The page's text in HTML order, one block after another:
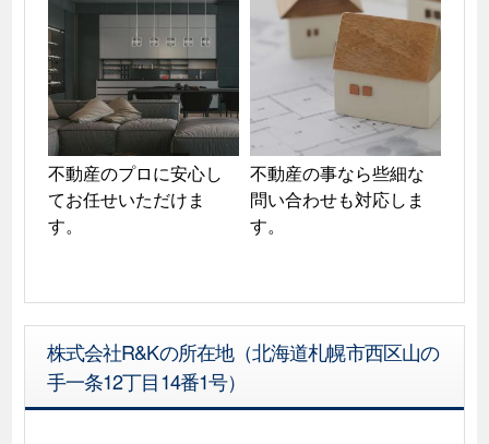
不動産のプロに安心し
てお任せいただけま
す。
不動産の事なら些細な
問い合わせも対応しま
株式会社R&Kの所在地（北海道札幌市西区山の
手一条12丁目14番1号）